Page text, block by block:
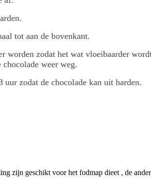
tot aan de bovenkant.
worden zodat het wat vloeibaarder
weer weg.
zodat de chocolade kan uit harden.
zijn geschikt voor het fodmap dieet , de